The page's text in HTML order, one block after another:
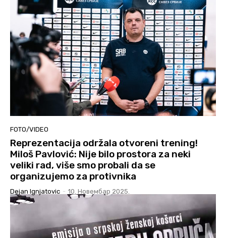
FOTO/VIDEO
Reprezentacija održala otvoreni trening!
Miloš Pavlović: Nije bilo prostora za neki
veliki rad, više smo probali da se
organizujemo za protivnika
Dejan Ignjatovic - 10. Новембар 2025.